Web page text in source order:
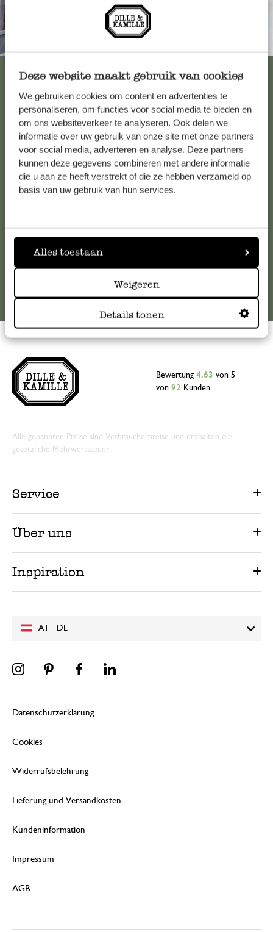
Deze website maakt gebruik van cookies
We gebruiken cookies om content en advertenties te
personaliseren, om functies voor social media te bieden en
om ons websiteverkeer te analyseren. Ook delen we
informatie over uw gebruik van onze site met onze partners
voor social media, adverteren en analyse. Deze partners
kunnen deze gegevens combineren met andere informatie
die u aan ze heeft verstrekt of die ze hebben verzameld op
basis van uw gebruik van hun services.
Alles toestaan
Weigeren
Details tonen
Immer in der Nähe
Kundenservice/Hilfe
Falls Sie Fragen haben oder Tipps und Hilfe brauchen, wenden
Sie sich bitte an unseren Kundenservice. Oder lesen Sie hier
Online-Kundenservice
AT - DE
Bewertung 4.63 von 5
von 92 Kunden
Alle genannten Preise sind Verbraucherpreise und enthalten die
gesetzliche Mehrwertsteuer.
Service
Über uns
Inspiration
Datenschutzerklärung
Cookies
Widerrufsbelehrung
Lieferung und Versandkosten
Kundeninformation
Impressum
AGB